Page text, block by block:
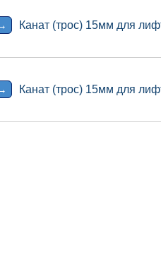
Канат (трос) 15мм для
Канат (трос) 15мм для